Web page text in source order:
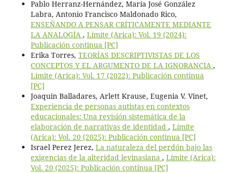
Pablo Herranz-Hernández, María José González
Labra, Antonio Francisco Maldonado Rico,
ENSEÑANDO A PENSAR CRÍTICAMENTE MEDIANTE
LA ANALOGÍA , Límite (Arica): Vol. 19 (2024):
Publicación continua [PC]
Erika Torres, TEORÍAS DESCRIPTIVISTAS DE LOS
CONCEPTOS Y EL ARGUMENTO DE LA IGNORANCIA ,
Límite (Arica): Vol. 17 (2022): Publicación continua
[PC]
Joaquin Balladares, Arlett Krause, Eugenia V. Vinet,
Experiencia de personas autistas en contextos
educacionales: Una revisión sistemática de la
elaboración de narrativas de identidad , Límite
(Arica): Vol. 20 (2025): Publicación continua [PC]
Israel Perez Jerez, La naturaleza del perdón bajo las
exigencias de la alteridad levinasiana , Límite (Arica):
Vol. 20 (2025): Publicación continua [PC]